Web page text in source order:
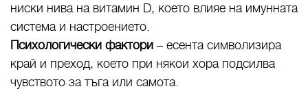
ниски нива на витамин D, което влияе на имунната
система и настроението.
Психологически фактори – есента символизира
край и преход, което при някои хора подсилва
чувството за тъга или самота.